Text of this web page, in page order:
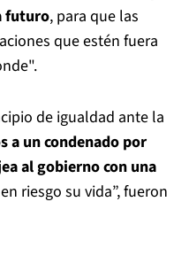
futuro, para que las
que estén fuera
de igualdad ante la
a un condenado por
al gobierno con una
riesgo su vida”, fueron